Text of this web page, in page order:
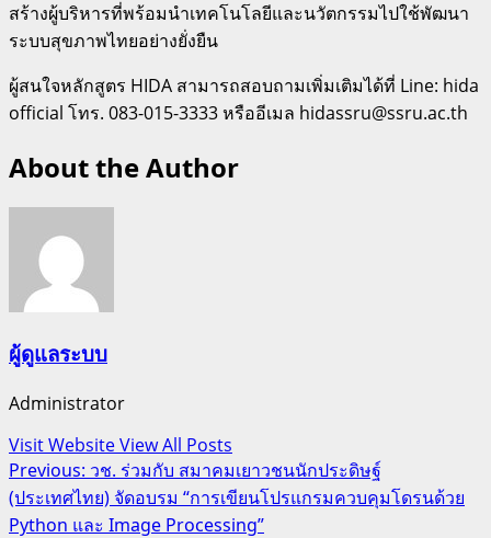
สร้างผู้บริหารที่พร้อมนำเทคโนโลยีและนวัตกรรมไปใช้พัฒนา
ระบบสุขภาพไทยอย่างยั่งยืน
ผู้สนใจหลักสูตร HIDA สามารถสอบถามเพิ่มเติมได้ที่ Line: hida
official โทร. 083-015-3333 หรืออีเมล hidassru@ssru.ac.th
About the Author
ผู้ดูแลระบบ
Administrator
Visit WebsiteView All Posts
Post
navigation
Previous: วช. ร่วมกับ สมาคมเยาวชนนักประดิษฐ์
(ประเทศไทย) จัดอบรม “การเขียนโปรแกรมควบคุมโดรนด้วย
Python และ Image Processing”